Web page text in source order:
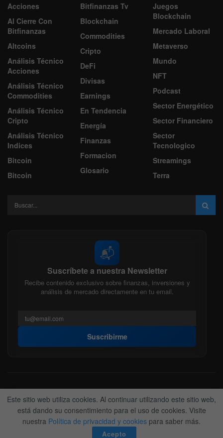
Acciones
Al Cierre Con
Bitfinanzas
Altcoins
Análisis Técnico
Acciones
Análisis Técnico
Commodities
Análisis Técnico
Cripto
Análisis Técnico
Indices
Bitcoin
Bitcoin
Bitfinanzas Tv
Blockchain
Commodities
Cripto
DeFi
Divisas
Earnings
En Tendencia
Energía
Finanzas
Formacion
Glosario
Juegos
Blockchain
Mercado Laboral
Metaverso
Mundo
NFT
Podcast
Sector Energético
Sector Financiero
Sector
Tecnologico
Streamings
Terra
📬
Suscríbete a nuestra Newsletter
Recibe contenido exclusivo sobre finanzas, inversiones y
análisis de mercado directamente en tu email.
Suscribirme
Acerca de nosotros Politica Editorial
Nuestro Equipo
Contactanos
Anunciate
© 2022-2026BitFinanzas- Hecho porTeam DM. 😎
Este sitio web utiliza cookies. Al continuar utilizando este sitio web,
está dando su consentimiento para el uso de cookies. Visite
nuestra Política de privacidad y cookies para saber más.
Acepto